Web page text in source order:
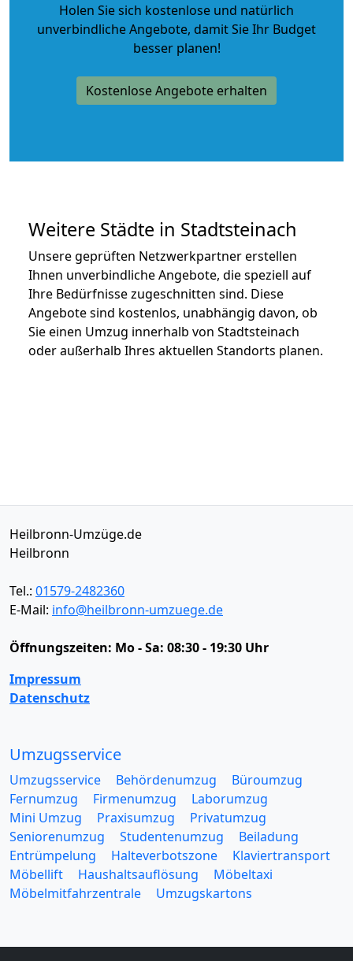
Holen Sie sich kostenlose und natürlich
unverbindliche Angebote, damit Sie Ihr Budget
besser planen!
Kostenlose Angebote erhalten
Weitere Städte in Stadtsteinach
Unsere geprüften Netzwerkpartner erstellen
Ihnen unverbindliche Angebote, die speziell auf
Ihre Bedürfnisse zugeschnitten sind. Diese
Angebote sind kostenlos, unabhängig davon, ob
Sie einen Umzug innerhalb von Stadtsteinach
oder außerhalb Ihres aktuellen Standorts planen.
Heilbronn-Umzüge.de
Heilbronn
Tel.: 01579-2482360
E-Mail: info@heilbronn-umzuege.de
Öffnungszeiten: Mo - Sa: 08:30 - 19:30 Uhr
Impressum
Datenschutz
Umzugsservice
Umzugsservice Behördenumzug
Büroumzug
Fernumzug
Firmenumzug
Laborumzug
Mini Umzug
Praxisumzug
Privatumzug
Seniorenumzug
Studentenumzug
Beiladung
Entrümpelung
Halteverbotszone
Klaviertransport
Möbellift
Haushaltsauflösung
Möbeltaxi
Möbelmitfahrzentrale
Umzugskartons